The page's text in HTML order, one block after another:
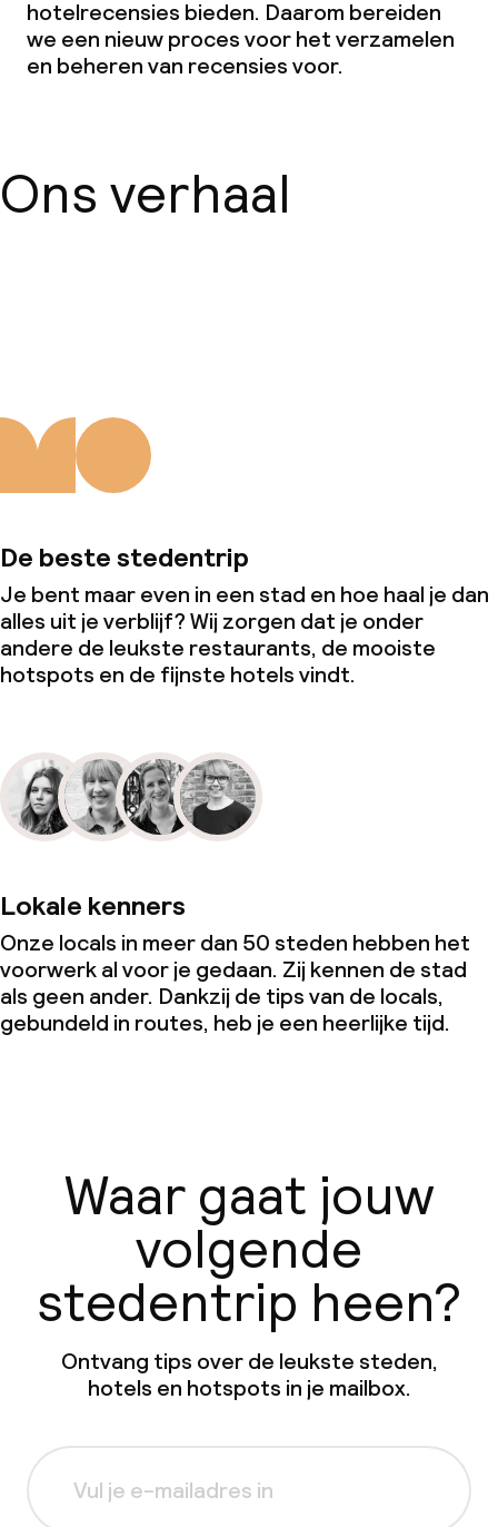
Zakelijke faciliteiten
Vergaderruimte
hotelrecensies bieden. Daarom bereiden
we een nieuw proces voor het verzamelen
en beheren van recensies voor.
Ons verhaal
De beste stedentrip
Je bent maar even in een stad en hoe haal je dan
alles uit je verblijf? Wij zorgen dat je onder
andere de leukste restaurants, de mooiste
hotspots en de fijnste hotels vindt.
Lokale kenners
Onze locals in meer dan 50 steden hebben het
voorwerk al voor je gedaan. Zij kennen de stad
als geen ander. Dankzij de tips van de locals,
gebundeld in routes, heb je een heerlijke tijd.
Waar gaat jouw
volgende
stedentrip heen?
Ontvang tips over de leukste steden,
hotels en hotspots in je mailbox.